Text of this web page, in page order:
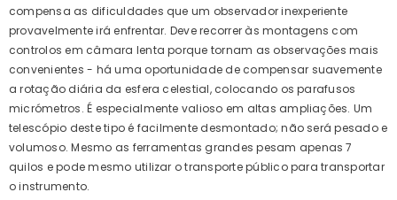
compensa as dificuldades que um observador inexperiente
provavelmente irá enfrentar. Deve recorrer às montagens com
controlos em câmara lenta porque tornam as observações mais
convenientes - há uma oportunidade de compensar suavemente
a rotação diária da esfera celestial, colocando os parafusos
micrómetros. É especialmente valioso em altas ampliações. Um
telescópio deste tipo é facilmente desmontado; não será pesado e
volumoso. Mesmo as ferramentas grandes pesam apenas 7
quilos e pode mesmo utilizar o transporte público para transportar
o instrumento.